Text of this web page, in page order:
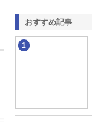
おすすめ記事
1